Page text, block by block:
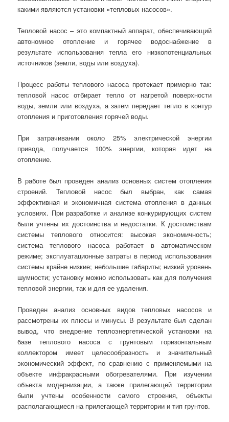
какими являются установки «тепловых насосов».
Тепловой насос – это компактный аппарат, обеспечивающий
автономное отопление и горячее водоснабжение в
результате использования тепла его низкопотенциальных
источников (земли, воды или воздуха).
Процесс работы теплового насоса протекает примерно так:
тепловой насос отбирает тепло от нагретой поверхности
воды, земли или воздуха, а затем передает тепло в контур
отопления и приготовления горячей воды.
При затрачивании около 25% электрической энергии
привода, получается 100% энергии, которая идет на
отопление.
В работе был проведен анализ основных систем отопления
строений. Тепловой насос был выбран, как самая
эффективная и экономичная система отопления в данных
условиях. При разработке и анализе конкурирующих систем
были учтены их достоинства и недостатки. К достоинствам
системы теплового относится: высокая экономичность;
система теплового насоса работает в автоматическом
режиме; эксплуатационные затраты в период использования
системы крайне низкие; небольшие габариты; низкий уровень
шумности; установку можно использовать как для получения
тепловой энергии, так и для ее удаления.
Проведен анализ основных видов тепловых насосов и
рассмотрены их плюсы и минусы. В результате был сделан
вывод, что внедрение теплоэнергетической установки на
базе теплового насоса с грунтовым горизонтальным
коллектором имеет целесообразность и значительный
экономический эффект, по сравнению с применяемыми на
объекте инфракрасными обогревателями. При изучении
объекта модернизации, а также прилегающей территории
были учтены особенности самого строения, объекты
располагающиеся на прилегающей территории и тип грунтов.